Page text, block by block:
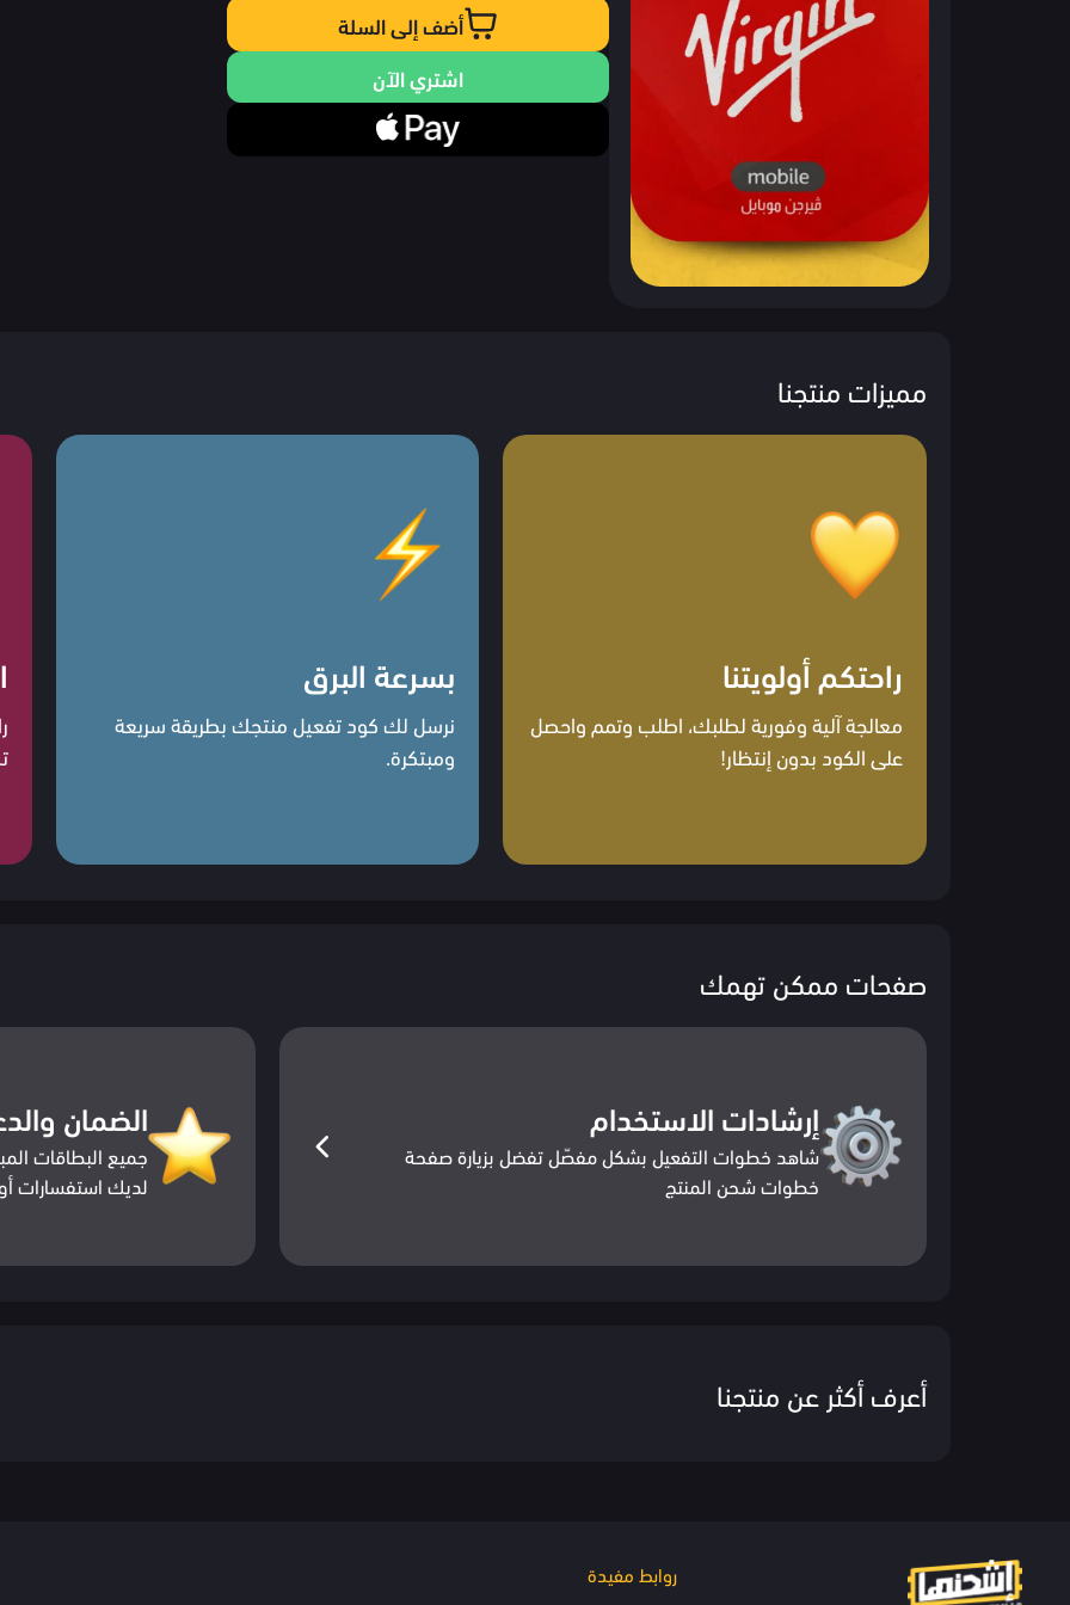
أضف إلى السلة
اشتري الآن
مميزات منتجنا
راحتكم أولويتنا
معالجة آلية وفورية لطلبك، اطلب وتمم واحصل
على الكود بدون إنتظار!
بسرعة البرق
نرسل لك كود تفعيل منتجك بطريقة سريعة
ومبتكرة.
صفحات ممكن تهمك
إرشادات الاستخدام
شاهد خطوات التفعيل بشكل مفصّل تفضل بزيارة صفحة
خطوات شحن المنتج
الضمان
جميع البطاقات
لديك استفسارات
أعرف أكثر عن منتجنا
روابط مفيدة